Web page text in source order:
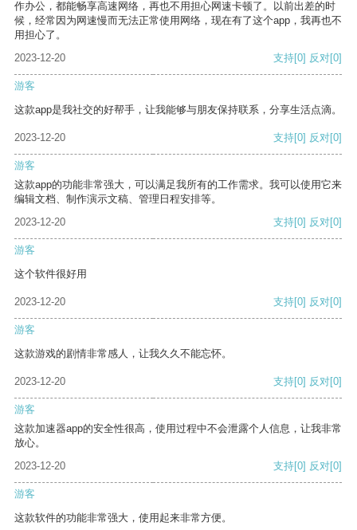
作办公，都能畅享高速网络，再也不用担心网速卡顿了。以前出差的时
候，经常因为网速慢而无法正常使用网络，现在有了这个app，我再也不
用担心了。
2023-12-20
支持[0] 反对[0]
游客
这款app是我社交的好帮手，让我能够与朋友保持联系，分享生活点滴。
2023-12-20 支持[0] 反对[0]
游客
这款app的功能非常强大，可以满足我所有的工作需求。我可以使用它来
编辑文档、制作演示文稿、管理日程安排等。
2023-12-20
支持[0] 反对[0]
游客
这个软件很好用
2023-12-20 支持[0] 反对[0]
游客
这款游戏的剧情非常感人，让我久久不能忘怀。
2023-12-20 支持[0] 反对[0]
游客
这款加速器app的安全性很高，使用过程中不会泄露个人信息，让我非常
放心。
2023-12-20
支持[0] 反对[0]
游客
这款软件的功能非常强大，使用起来非常方便。